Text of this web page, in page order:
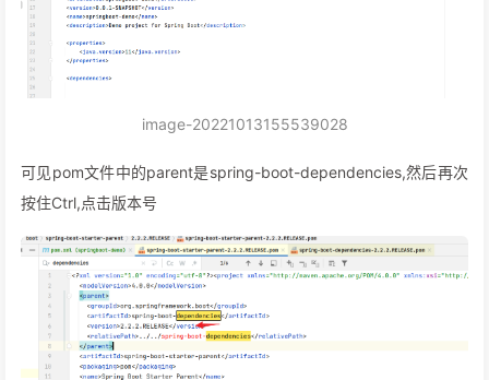
image-20221013155539028
可见pom文件中的parent是spring-boot-dependencies,然后再次
按住Ctrl,点击版本号